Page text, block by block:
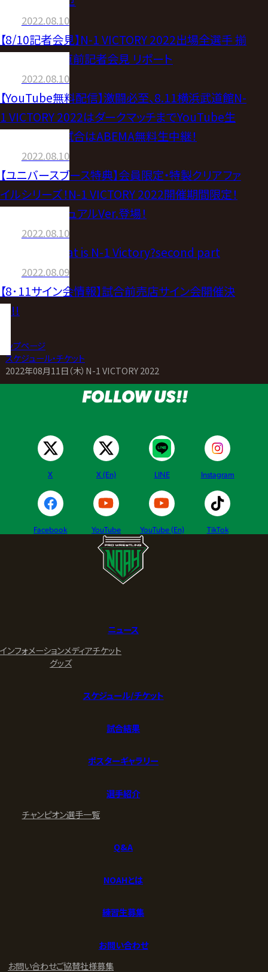
2022.08.10
【8/10記者会見】N-1 VICTORY 2022出場全選手 揃
い踏み！開幕直前記者会見 リポート
2022.08.10
【YouTube無料配信】激闘必至、8.11横浜武道館N-
1 VICTORY 2022はダークマッチまでYouTube生
配信決定！全試合はABEMA無料生中継！
2022.08.10
【ユニバースブース特典】会員限定・特製クリアファ
イルシリーズ！N-1 VICTORY 2022開催期間限定！
全16選手ビジュアルVer.登場！
2022.08.10
【English】What is N-1 Victory?second part
2022.08.09
【8･11サイン会情報】試合前売店サイン会開催決
定!!
トップページ
>スケジュール・チケット
2022年08月11日（木）N-1 VICTORY 2022
FOLLOW US!!
X X (En) LINE Instagram
Facebook YouTube YouTube (En) TikTok
ニュース
インフォメーションメディアチケット
グッズ
スケジュール/チケット
試合結果
ポスターギャラリー
選手紹介
チャンピオン選手一覧
Q&A
NOAHとは
練習生募集
お問い合わせ
お問い合わせご協賛社様募集